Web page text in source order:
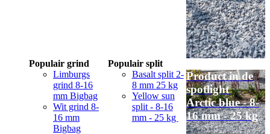
Populair grind
Limburgs
grind 8-16
mm Bigbag
Wit grind 8-
16 mm
Bigbag
Populair split
Basalt split 2-
8 mm 25 kg
Yellow sun
split - 8-16
mm - 25 kg
Product in de
spotlight
Arctic blue - 8-
16 mm - 25 kg